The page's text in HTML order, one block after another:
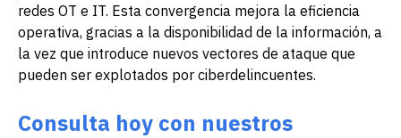
redes OT e IT. Esta convergencia mejora la eficiencia
operativa, gracias a la disponibilidad de la información, a
la vez que introduce nuevos vectores de ataque que
pueden ser explotados por ciberdelincuentes.
Consulta hoy con nuestros